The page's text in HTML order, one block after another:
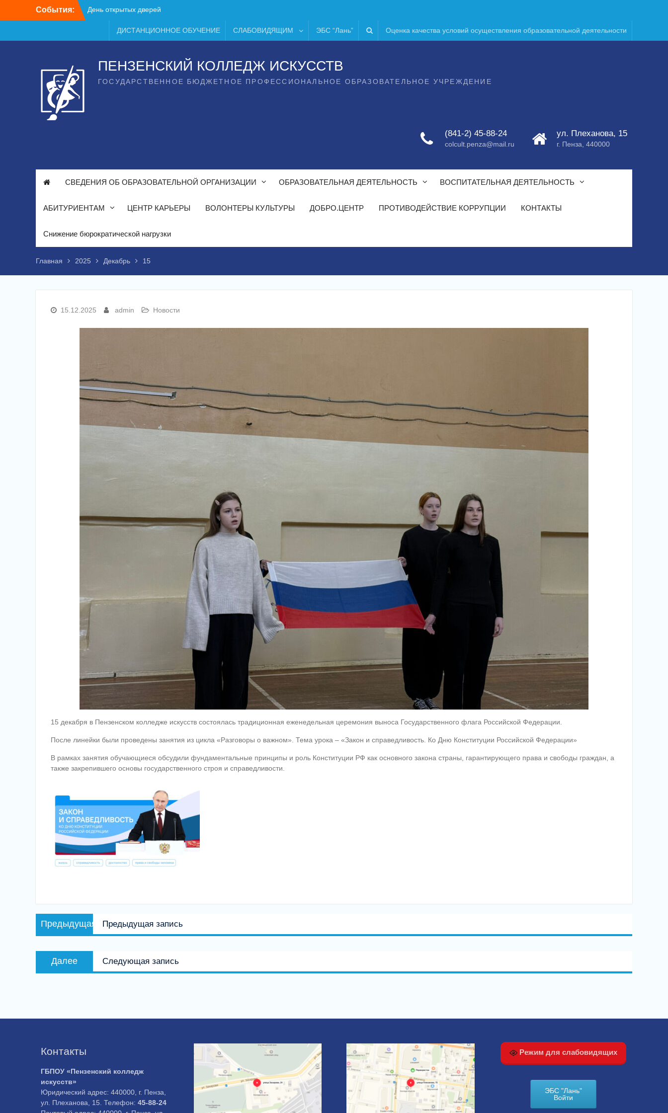
События:
ДИСТАНЦИОННОЕ ОБУЧЕНИЕ СЛАБОВИДЯЩИМ ЭБС “Лань” Оценка качества условий осуществления образовательной деятельности
ПЕНЗЕНСКИЙ КОЛЛЕДЖ ИСКУССТВ
ГОСУДАРСТВЕННОЕ БЮДЖЕТНОЕ ПРОФЕССИОНАЛЬНОЕ ОБРАЗОВАТЕЛЬНОЕ УЧРЕЖДЕНИЕ
(841-2) 45-88-24
colcult.penza@mail.ru
ул. Плеханова, 15
г. Пенза, 440000
СВЕДЕНИЯ ОБ ОБРАЗОВАТЕЛЬНОЙ ОРГАНИЗАЦИИ ОБРАЗОВАТЕЛЬНАЯ ДЕЯТЕЛЬНОСТЬ ВОСПИТАТЕЛЬНАЯ ДЕЯТЕЛЬНОСТЬ
АБИТУРИЕНТАМ ЦЕНТР КАРЬЕРЫ ВОЛОНТЕРЫ КУЛЬТУРЫ ДОБРО.ЦЕНТР ПРОТИВОДЕЙСТВИЕ КОРРУПЦИИ КОНТАКТЫ
Снижение бюрократической нагрузки
Главная 2025 Декабрь 15
15.12.2025 admin Новости
15 декабря в Пензенском колледже искусств состоялась традиционная еженедельная церемония выноса Государственного флага Российской Федерации.
После линейки были проведены занятия из цикла «Разговоры о важном». Тема урока – «Закон и справедливость. Ко Дню Конституции Российской Федерации»
В рамках занятия обучающиеся обсудили фундаментальные принципы и роль Конституции РФ как основного закона страны, гарантирующего права и свободы граждан, а
также закрепившего основы государственного строя и справедливости.
Навигация
по
Предыдущая
запись:
Предыдущая запись
Далее
запись:
Следующая запись
Контакты
ГБПОУ «Пензенский колледж
искусств»
Юридический адрес: 440000, г. Пенза,
ул. Плеханова, 15. Телефон: 45-88-24
Режим для слабовидящих
ЭБС "Лань"
Войти